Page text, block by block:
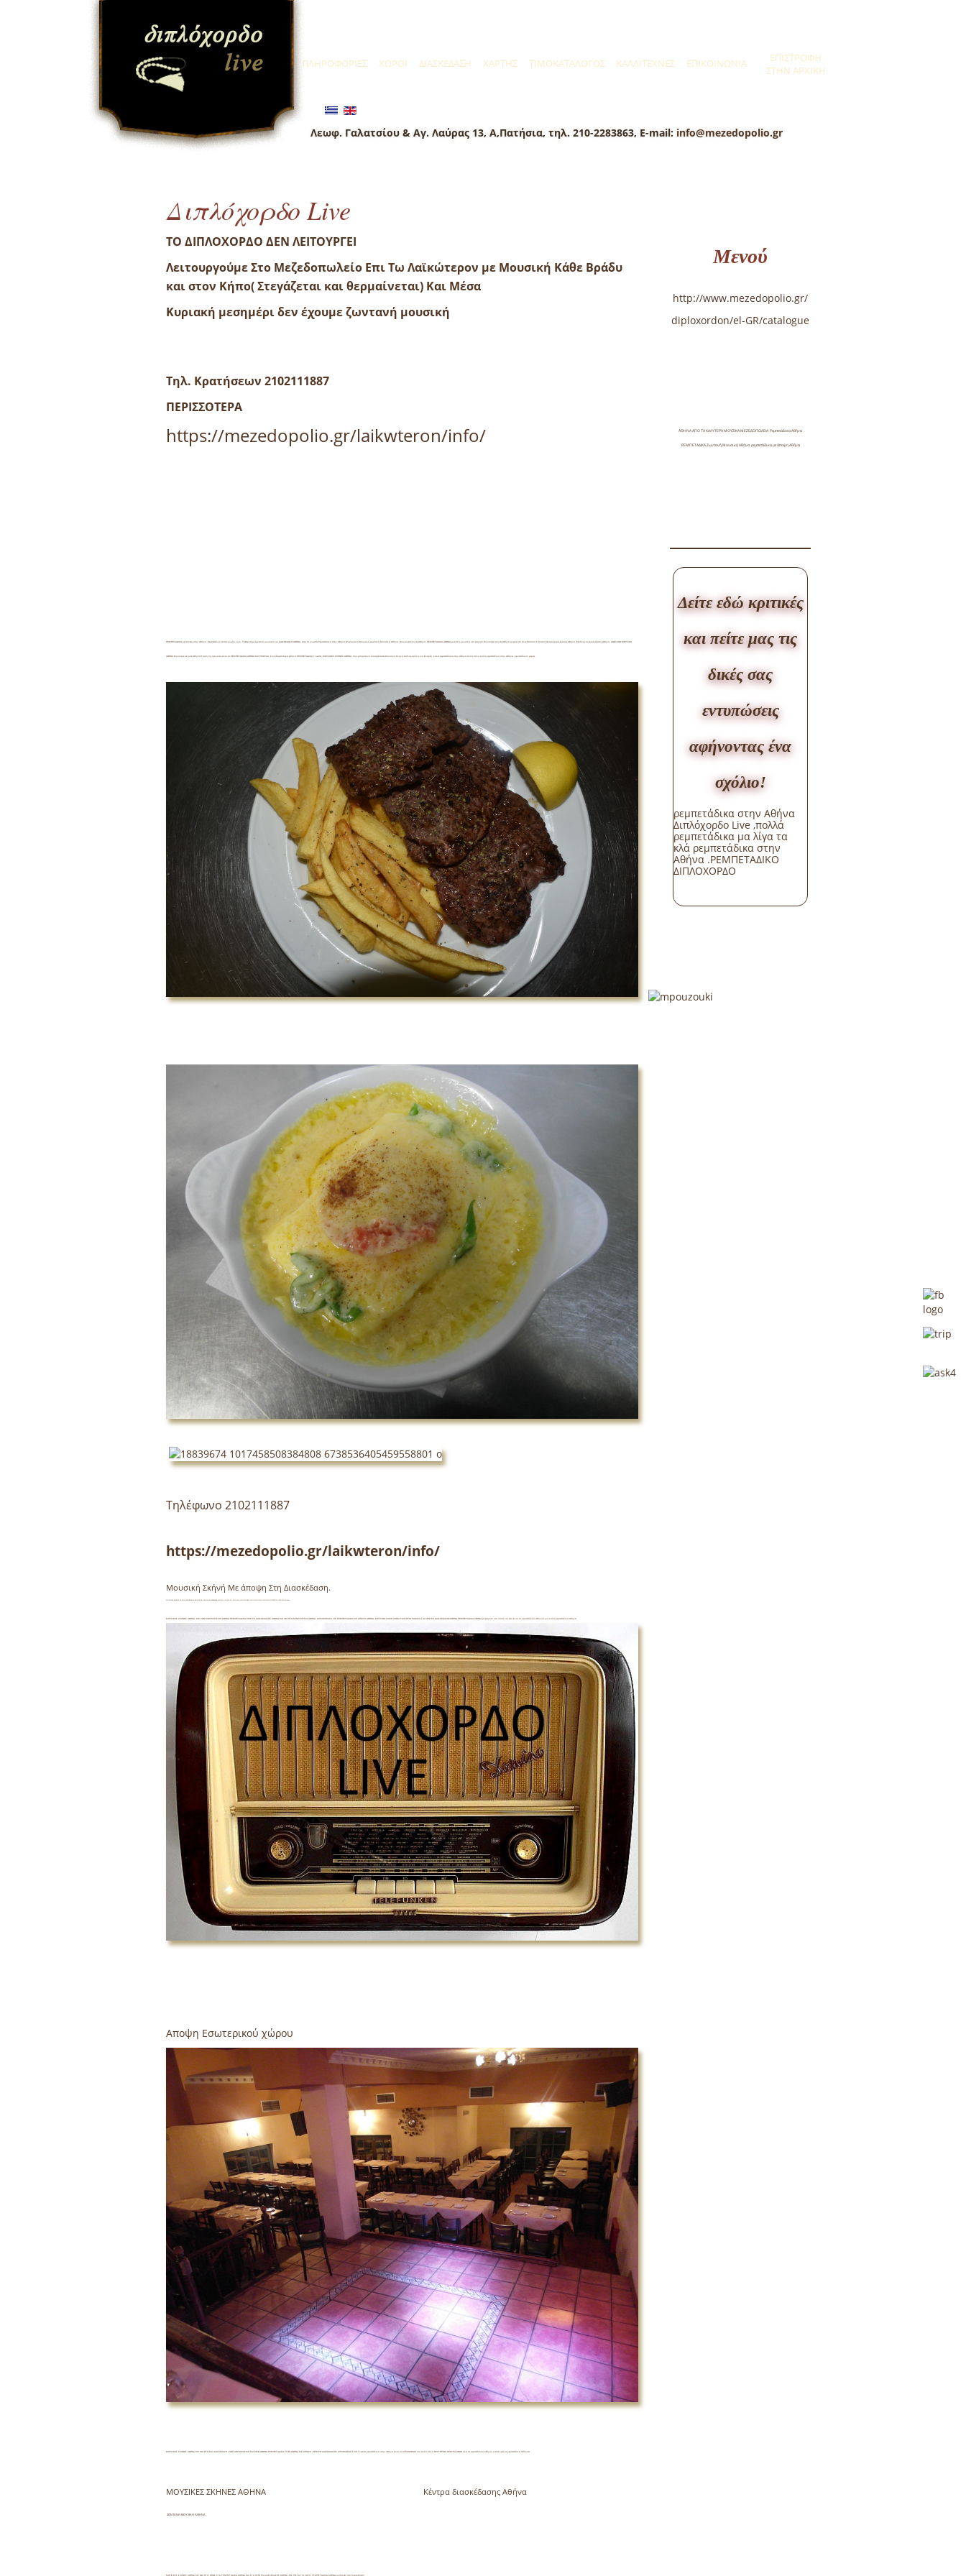
ΠΛΗΡΟΦΟΡΙΕΣ ΧΩΡΟΙ ΔΙΑΣΚΕΔΑΣΗ ΧΑΡΤΗΣ ΤΙΜΟΚΑΤΑΛΟΓΟΣ ΚΑΛΛΙΤΕΧΝΕΣ ΕΠΙΚΟΙΝΩΝΙΑ
ΕΠΙΣΤΡΟΦΗ
ΣΤΗΝ ΑΡΧΙΚΗ
Λεωφ. Γαλατσίου & Αγ. Λαύρας 13, Α,Πατήσια, τηλ. 210-2283863, E-mail: info@mezedopolio.gr
Διπλόχορδο Live
ΤΟ ΔΙΠΛΟΧΟΡΔΟ ΔΕΝ ΛΕΙΤΟΥΡΓΕΙ
Λειτουργούμε Στο Μεζεδοπωλείο Επι Τω Λαϊκώτερον με Μουσική Κάθε Βράδυ
και στον Κήπο( Στεγάζεται και θερμαίνεται) Και Μέσα
Κυριακή μεσημέρι δεν έχουμε ζωντανή μουσική
Τηλ. Κρατήσεων 2102111887
ΠΕΡΙΣΣΟΤΕΡΑ
https://mezedopolio.gr/laikwteron/info/
ΡΕΜΠΕΤΑΔΙΚΑ με άποψη στην Αθήνα .Ρεμπετάδικο Διπλόχορδο Live ,Ταβέρνες με ζωντανη μουσική και ΔΙΑΣΚΕΔΑΣΗ ΑΘΗΝΑ. Απο τα γνωστά Ρεμπετάδικα στην Αθήνα Με Ζωντανή Μουσική,Ζωντανή Μουσική Αθήνα ,Μουσικές Σκηνές Αθήνα ,ΡΕΜΠΕΤΑΔΙΚΑ ΑΘΗΝΑ με καλή μουσική και φαγητό,Μουσικές σκηνές Αθήνα με φαγητόΑνω Πατήσια Γαλάτσι Κέντρα Διασκέδασης Αθήνα .Εξοδος για Διασκέδαση Αθήνα, ΖΩΝΤΑΝΗ ΜΟΥΣΙΚΗ
ΑΘΗΝΑ Μουσικές Σκηνές Αθήνα,Η ταση της νεολαίας είναι τα ΡΕΜΠΕΤΑΔΙΚΑ ΑΘΗΝΑ ΚΑΙ ΕΠΑΡΧΙΑ .Συνήθως επιλέγει φθηνά ΡΕΜΠΕΤΑΔΙΚΑ Γνωστές ,ΜΟΥΣΙΚΕΣ ΣΚΗΝΕΣ ΑΘΗΝΑ που μπορείτε να διασκεδάσετε.Μουσικη Σκηνή Διπλόχορδο Live.Εναρξη καλά ρεμπετάδικα στην Αθήνα αλλά πολύ καλά ρεμπετάδικα στην Αθήνα. ρενπετάδικα ,ρεμπε
Τηλέφωνο 2102111887
https://mezedopolio.gr/laikwteron/info/
Μουσική Σκήνή Με άποψη Στη Διασκέδαση.
ΜΟΥΣΙΚΕΣ ΣΚΗΝΕΣ ΑΘΗΝΑ ΡΕΜΠΕΤΑΔΙΚΑ ΑΘΗΝΑ ΚΑΙ ΚΕΝΤΡΑ ΔΙΑΣΚΕΔΑΣΗΣ ΑΘΗΝΑ ΟΛΑ ΕΧΟΥΝ ΖΩΝΤΑΝΗ ΜΟΥΣΙΚΗ,ΑΞΙΟΛΟΓΗ ΖΩΝΤΑΝΗ ΜΟΥΣΙΚΗ ΝΥΧΤΕΡΙΝΑ ΚΕΝΤΡΑ ΑΘΗΝΑ
ΜΟΥΣΙΚΕΣ ΣΚΗΝΕΣ ΑΘΗΝΑ ,ΜΕ ΖΩΝΤΑΝΗ ΜΟΥΣΙΚΗ,ΑΘΗΝΑ ΡΕΜΠΕΤΑΔΙΚΑ,ΚΕΝΤΡΑ ΔΙΑΣΚΕΔΑΣΗΣ ΑΘΗΝΑ ΜΕ ΦΑΓΗΤΟ,ΜΠΟΥΖΟΥΚΙΑ ΑΘΗΝΑ ,ΔΙΠΛΟΧΟΡΔΟ LIVE ΡΕΜΠΕΤΑΔΙΚΟ ΜΕ ΑΠΟΨΗ ΑΘΗΝΑ .ΕΝΤΕΧΝΟ ΛΑΙΚΌ ΧΟΡΕΥΤΙΚΟ ΠΡΟΓΡΑΜΜΑ,ΓΙΑ ΚΕΝΤΡΑ ΔΙΑΣΚΕΔΑΣΗΣΑΘΗΝΑ.ΡΕΜΠΕΤΑΔΙΚΑ ΑΘΗΝΑ με φαγητό και πίστα ναι ετσι ειναι τα ρεμπετάδικα Αθήνα.λιγα καλά ρεμπετάδικα Αθήνα
Αποψη Εσωτερικού χώρου
ΜΟΥΣΙΚΕΣ ΣΚΗΝΕΣ ΑΘΗΝΑ ΜΕ ΦΑΓΗΤΟ ΚΑΙ ΔΙΑΣΚΕΔΑΣΗ ,ΖΩΝΤΑΝΗ ΜΟΥΣΙΚΗ ΚΑΙ ΚΕΦΙ ΑΘΗΝΑ,ΡΕΜΠΕΤΑΔΙΚΑ ΣΤΗΝ ΑΘΗΝΑ ΜΕ ΑΠΟΨΗ ,ΚΕΝΤΡΟ ΔΙΑΣΚΕΔΑΣΗΣ ΔΙΠΛΟΧΟΡΔΟ LIVE.Γνωστα ρεμπετάδικα στην αθήνα ειναι το ΔΙΠΛΟΧΟΡΔΟ και πολά άλλα ΝΥΧΤΕΡΙΝΑ ΚΕΝΤΡΑ ΑΘΗΝ ολα τα ρεμπετάδικα αθήνα .καλές τιμές σε ρεμπετάδικα αθήναΑ
ΜΟΥΣΙΚΕΣ ΣΚΗΝΕΣ ΑΘΗΝΑ Κέντρα διασκέδασης Αθήνα
ΖΩΝΤΑΝΗ ΜΟΥΣΙΚΗ ΑΘΗΝΑ
ΜΟΥΣΙΚΕΣ ΣΚΗΝΕΣ ΑΘΗΝΑ ΜΕ ΦΑΓΗΤΟ ,ΟΠΩΣ ΣΤΑ ΡΕΜΠΕΤΑΔΙΚΑ ΑΘΗΝΑ,ΚΑΙ ΣΤΑ ΚΕΝΤΡΑ ΔΙΑΣΚΕΔΑΣΗΣ ΑΘΗΝΑ ,ΜΕ ΠΙΣΤΑ ΓΙΑ ΧΟΡΟ ΡΕΜΠΕΤΑΔΙΚΑ ΑΘΗΝΑ με άποψη στη διασκέδαση
Μενού
http://www.mezedopolio.gr/
diploxordon/el-GR/catalogue
ΑΘΗΝΑ ΑΠΟ ΤΑ ΚΑΛΥΤΕΡΑ ΜΟΥΣΙΚΑ ΜΕΖΕΔΟΠΩΛΕΙΑ Ρεμπετάδικα Αθήνα
ΡΕΜΠΕΤΑΔΙΚΑ Ζωντανή Μουσική Αθήνα ρεμπετάδικα με άποψη Αθήνα
Δείτε εδώ κριτικές
και πείτε μας τις
δικές σας
εντυπώσεις
αφήνοντας ένα
σχόλιο!
ρεμπετάδικα στην Αθήνα
Διπλόχορδο Live ,πολλά
ρεμπετάδικα μα λίγα τα
κλά ρεμπετάδικα στην
Αθήνα .ΡΕΜΠΕΤΑΔΙΚΟ
ΔΙΠΛΟΧΟΡΔΟ